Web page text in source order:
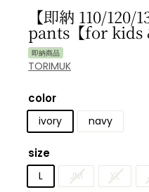
【即納 110/
pants【for kids
即納商品
TORIMUK
color
ivory navy
size
L JM XL